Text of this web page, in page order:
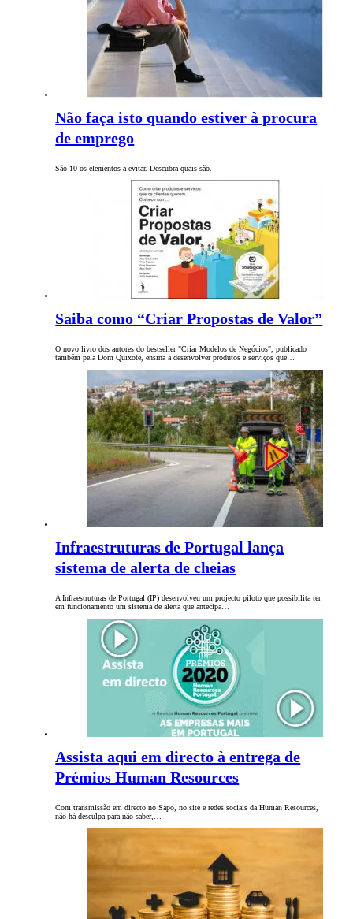
Não faça isto quando estiver à procura
de emprego
São 10 os elementos a evitar. Descubra quais são.
Saiba como “Criar Propostas de Valor”
O novo livro dos autores do bestseller "Criar Modelos de Negócios", publicado
também pela Dom Quixote, ensina a desenvolver produtos e serviços que…
Infraestruturas de Portugal lança
sistema de alerta de cheias
A Infraestruturas de Portugal (IP) desenvolveu um projecto piloto que possibilita ter
em funcionamento um sistema de alerta que antecipa…
Assista aqui em directo à entrega de
Prémios Human Resources
Com transmissão em directo no Sapo, no site e redes sociais da Human Resources,
não há desculpa para não saber,…